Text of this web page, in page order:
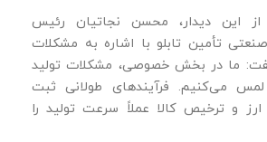
این دیدار، محسن نجاتیان رئیس
تأمین تابلو با اشاره به مشکلات
ما در بخش خصوصی، مشکلات تولید
لمس می‌کنیم. فرآیندهای طولانی ثبت
و ترخیص کالا عملاً سرعت تولید را